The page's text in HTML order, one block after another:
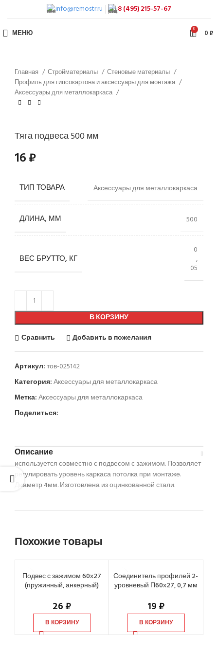
info@remostr.ru 8 (495) 215-57-67
МЕНЮ 0 0₽
Главная Стройматериалы
Стеновые материалы
Профиль для гипсокартона и аксессуары для монтажа
Аксессуары для металлокаркаса
Тяга подвеса 500 мм
16₽
ТИП ТОВАРА Аксессуары для металлокаркаса
ДЛИНА, ММ 500
ВЕС БРУТТО, КГ
0
,
05
В КОРЗИНУ
Сравнить
Добавить в пожелания
Артикул:тов-025142
Категория:Аксессуары для металлокаркаса
Метка:Аксессуары для металлокаркаса
Поделиться:
Описание
используется совместно с подвесом с зажимом. Позволяет
регулировать уровень каркаса потолка при монтаже.
Диаметр 4мм. Изготовлена из оцинкованной стали.
Похожие товары
Подвес с зажимом 60х27
(пружинный, анкерный)
26₽
В КОРЗИНУ
Соединитель профилей 2-
уровневый П60х27, 0,7 мм
19₽
В КОРЗИНУ